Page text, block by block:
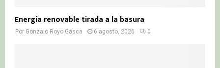
Energía renovable tirada a la basura
Por Gonzalo Royo Gasca 6 agosto, 2026 0